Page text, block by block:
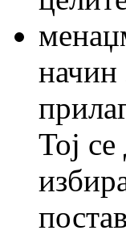
начин
Тој